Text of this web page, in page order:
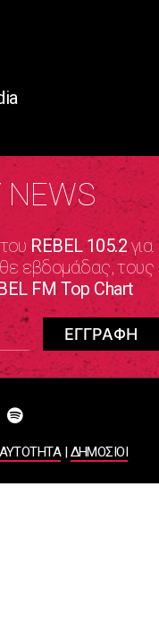
NEWS
REBEL 105.2για
εβδομάδας, τους
FM Top Chart
|ΔΗΜΟΣΙΟΙ